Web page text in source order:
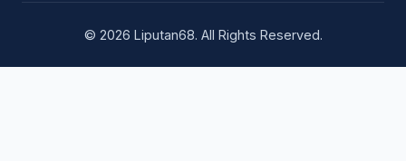
© 2026 Liputan68. All Rights Reserved.